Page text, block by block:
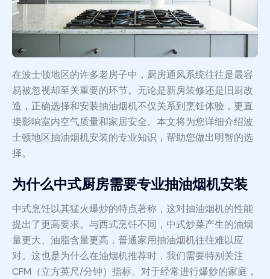
在波士顿地区的许多老房子中，厨房通风系统往往是最容
易被忽视却至关重要的环节。无论是新房装修还是旧厨改
造，正确选择和安装抽油烟机不仅关系到烹饪体验，更直
接影响室内空气质量和家居安全。本文将为您详细介绍波
士顿地区抽油烟机安装的专业知识，帮助您做出明智的选
择。
为什么中式厨房需要专业抽油烟机安装
中式烹饪以其猛火爆炒的特点著称，这对抽油烟机的性能
提出了更高要求。与西式烹饪不同，中式炒菜产生的油烟
量更大、油脂含量更高，普通家用抽油烟机往往难以应
对。这也是为什么在油烟机推荐时，我们需要特别关注
CFM（立方英尺/分钟）指标。对于经常进行爆炒的家庭，